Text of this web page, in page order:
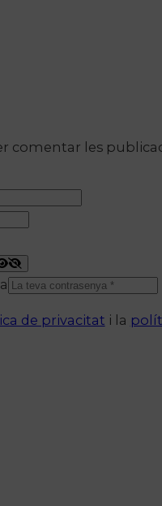
comentar les
de privacitat i la